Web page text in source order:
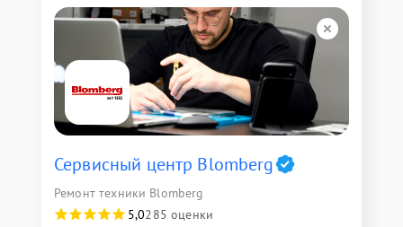
Сервисный центр Blomberg
Ремонт техники Blomberg
5,0285 оценки